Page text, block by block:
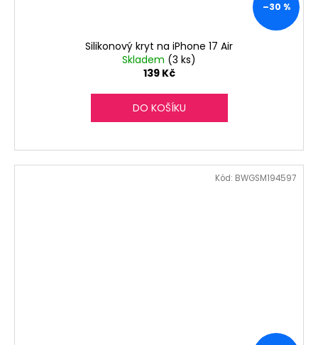
–30 %
Silikonový kryt na iPhone 17 Air
Skladem (3 ks)
139 Kč
DO KOŠÍKU
Kód: BWGSM194597